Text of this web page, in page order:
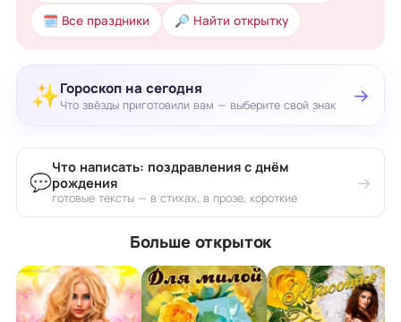
🗓 Все праздники 🔎 Найти открытку
✨Гороскоп на сегодня
Что звёзды приготовили вам — выберите свой знак →
💬
Что написать: поздравления с днём
рождения
готовые тексты — в стихах, в прозе, короткие
→
Больше открыток